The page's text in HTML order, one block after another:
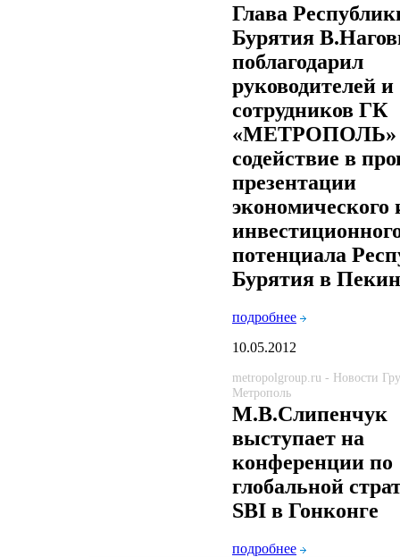
Глава
Бурятия
поблагодарил
руководителей и
сотрудников ГК
«МЕТРОПОЛЬ»
содействие в
презентации
экономического
потенциала
Бурятия в
подробнее
10.05.2012
metropolgroup.ru - Новости
Метрополь
М.В.Слипенчук
выступает на
конференции по
глобальной
SBI в Гонконге
подробнее